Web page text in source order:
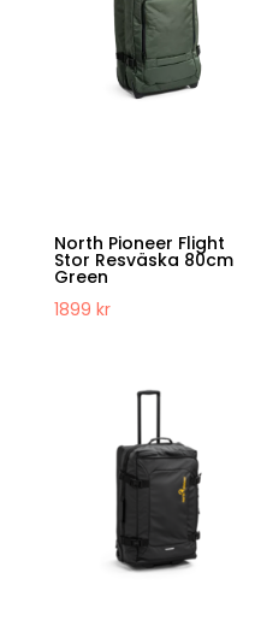
North Pioneer Flight
Stor Resväska 80cm
Green
1899 kr